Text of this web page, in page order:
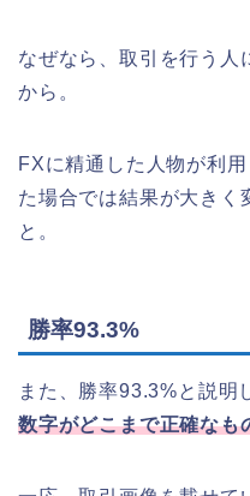
なぜなら、取引を行う人
から。
FXに精通した人物が利
た場合では結果が大きく
と。
勝率93.3%
また、勝率93.3%と説明
数字がどこまで正確なも